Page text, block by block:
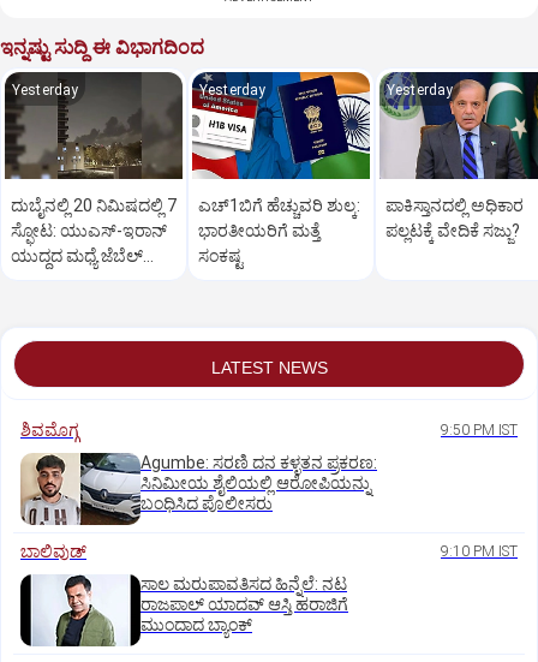
ಇನ್ನಷ್ಟು ಸುದ್ದಿ ಈ ವಿಭಾಗದಿಂದ
Yesterday
ದುಬೈನಲ್ಲಿ 20 ನಿಮಿಷದಲ್ಲಿ 7
ಸ್ಫೋಟ: ಯುಎಸ್-ಇರಾನ್
ಯುದ್ಧದ ಮಧ್ಯೆ ಜೆಬೆಲ್
Yesterday
ಎಚ್‌1ಬಿಗೆ ಹೆಚ್ಚುವರಿ ಶುಲ್ಕ:
ಭಾರತೀಯರಿಗೆ ಮತ್ತೆ
ಸಂಕಷ್ಟ
Yesterday
ಪಾಕಿಸ್ತಾನದಲ್ಲಿ ಅಧಿಕಾರ
ಪಲ್ಲಟಕ್ಕೆ ವೇದಿಕೆ ಸಜ್ಜು?
LATEST NEWS
ಶಿವಮೊಗ್ಗ 9:50 PM IST
Agumbe: ಸರಣಿ ದನ ಕಳ್ಳತನ ಪ್ರಕರಣ:
ಸಿನಿಮೀಯ ಶೈಲಿಯಲ್ಲಿ ಆರೋಪಿಯನ್ನು
ಬಂಧಿಸಿದ ಪೊಲೀಸರು
ಬಾಲಿವುಡ್‌ 9:10 PM IST
ಸಾಲ ಮರುಪಾವತಿಸದ ಹಿನ್ನೆಲೆ: ನಟ
ರಾಜಪಾಲ್ ಯಾದವ್‌ ಆಸ್ತಿ ಹರಾಜಿಗೆ
ಮುಂದಾದ ಬ್ಯಾಂಕ್